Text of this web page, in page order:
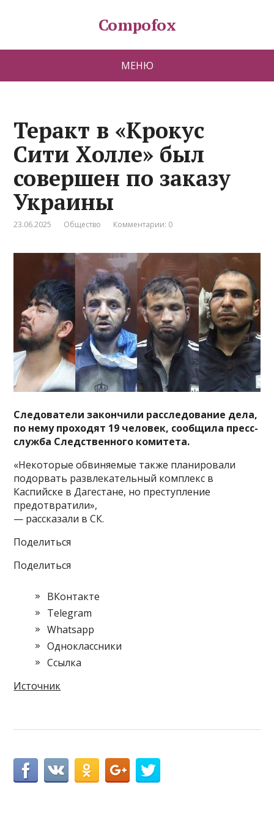
Compofox
МЕНЮ
Теракт в «Крокус
Сити Холле» был
совершен по заказу
Украины
23.06.2025 Общество Комментарии: 0
Следователи закончили расследование дела,
по нему проходят 19 человек, сообщила пресс-
служба Следственного комитета.
«Некоторые обвиняемые также планировали
подорвать развлекательный комплекс в
Каспийске в Дагестане, но преступление
предотвратили»,
— рассказали вСК.
Поделиться
Поделиться
ВКонтакте
Telegram
Whatsapp
Одноклассники
Cсылка
Источник